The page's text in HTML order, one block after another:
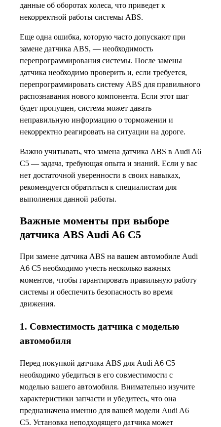
данные об оборотах колеса, что приведет к
некорректной работы системы ABS.
Еще одна ошибка, которую часто допускают при
замене датчика ABS, — необходимость
перепрограммирования системы. После замены
датчика необходимо проверить и, если требуется,
перепрограммировать систему ABS для правильного
распознавания нового компонента. Если этот шаг
будет пропущен, система может давать
неправильную информацию о торможении и
некорректно реагировать на ситуации на дороге.
Важно учитывать, что замена датчика ABS в Audi A6
C5 — задача, требующая опыта и знаний. Если у вас
нет достаточной уверенности в своих навыках,
рекомендуется обратиться к специалистам для
выполнения данной работы.
Важные моменты при выборе
датчика ABS Audi A6 C5
При замене датчика ABS на вашем автомобиле Audi
A6 C5 необходимо учесть несколько важных
моментов, чтобы гарантировать правильную работу
системы и обеспечить безопасность во время
движения.
1. Совместимость датчика с моделью
автомобиля
Перед покупкой датчика ABS для Audi A6 C5
необходимо убедиться в его совместимости с
моделью вашего автомобиля. Внимательно изучите
характеристики запчасти и убедитесь, что она
предназначена именно для вашей модели Audi A6
C5. Установка неподходящего датчика может